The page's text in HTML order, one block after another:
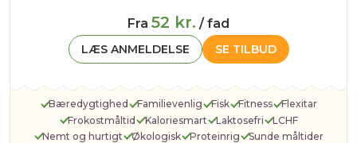
Fra 52 kr. / fad
SE TILBUD
LÆS ANMELDELSE
Bæredygtighed Familievenlig Fisk Fitness
Flexitar
Frokostmåltid
Kaloriesmart Laktosefri
LCHF
Nemt og hurtigt
Økologisk Proteinrig
Sunde måltider